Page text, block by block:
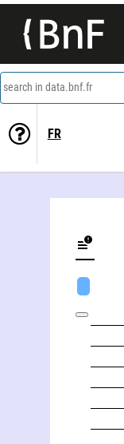
search in data.bnf.fr
FR